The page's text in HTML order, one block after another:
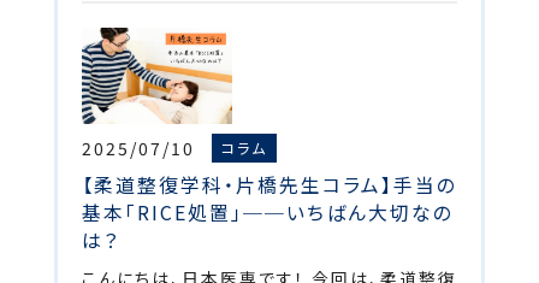
2025/07/10 コラム
【柔道整復学科・片橋先生コラム】手当の
基本「RICE処置」──いちばん大切なの
は？